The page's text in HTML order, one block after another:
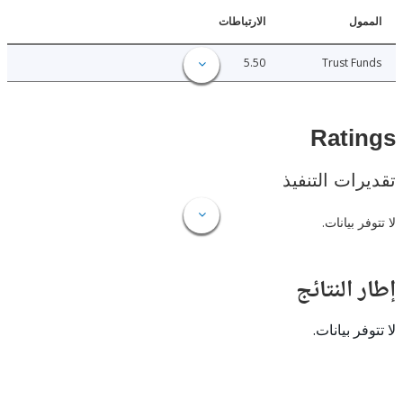
الارتباطات
Trust
التنفيذ
بيانات.
بيانات.